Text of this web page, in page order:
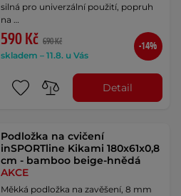
silná pro univerzální použití, popruh
na …
590 Kč 690 Kč
skladem – 11.8. u Vás
-14%
Detail
Podložka na cvičení
inSPORTline Kikami 180x61x0,8
cm - bamboo beige-hnědá
AKCE
Měkká podložka na zavěšení, 8 mm